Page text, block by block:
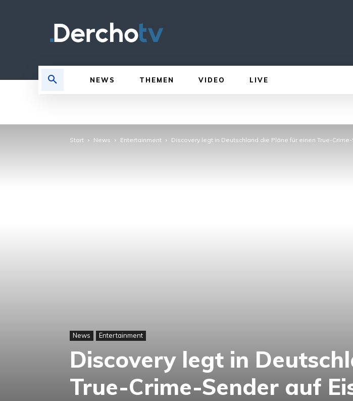
NEWS THEMEN VIDEO LIVE
Start News Entertainment Discovery legt in Deutschland die Pläne für einen True-
News Entertainment
Discovery legt in
True-Crime-Sender auf